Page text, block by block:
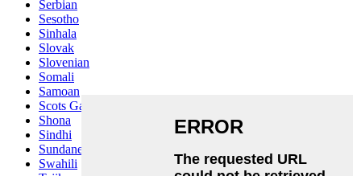
Serbian
Sesotho
Sinhala
Slovak
Slovenian
Somali
Samoan
Scots Gaelic
Shona
Sindhi
Sundanese
Swahili